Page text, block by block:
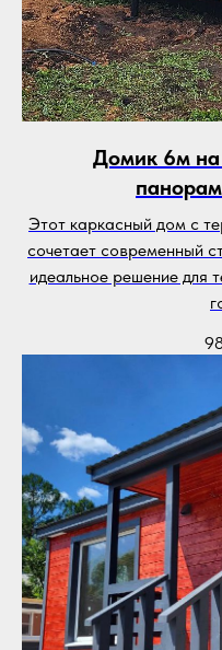
Домик 6м на
Этот каркасный дом с
сочетает современный
идеальное решение для